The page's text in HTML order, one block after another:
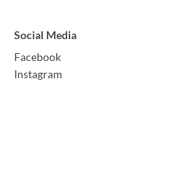
Social Media
Facebook
Instagram